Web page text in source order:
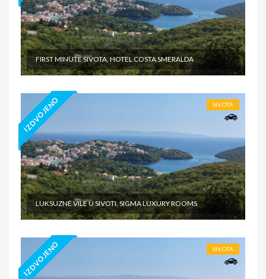
FIRST MINUTE SIVOTA, HOTEL COSTA SMERALDA
IZDVOJENO SIVOTA
LUKSUZNE VILE U SIVOTI, SIGMA LUXURY ROOMS
IZDVOJENO SIVOTA